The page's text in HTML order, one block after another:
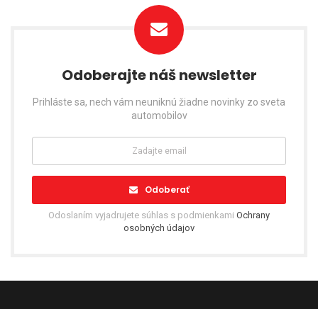
Odoberajte náš newsletter
Prihláste sa, nech vám neuniknú žiadne novinky zo sveta
automobilov
Odoberať
Odoslaním vyjadrujete súhlas s podmienkami Ochrany
osobných údajov